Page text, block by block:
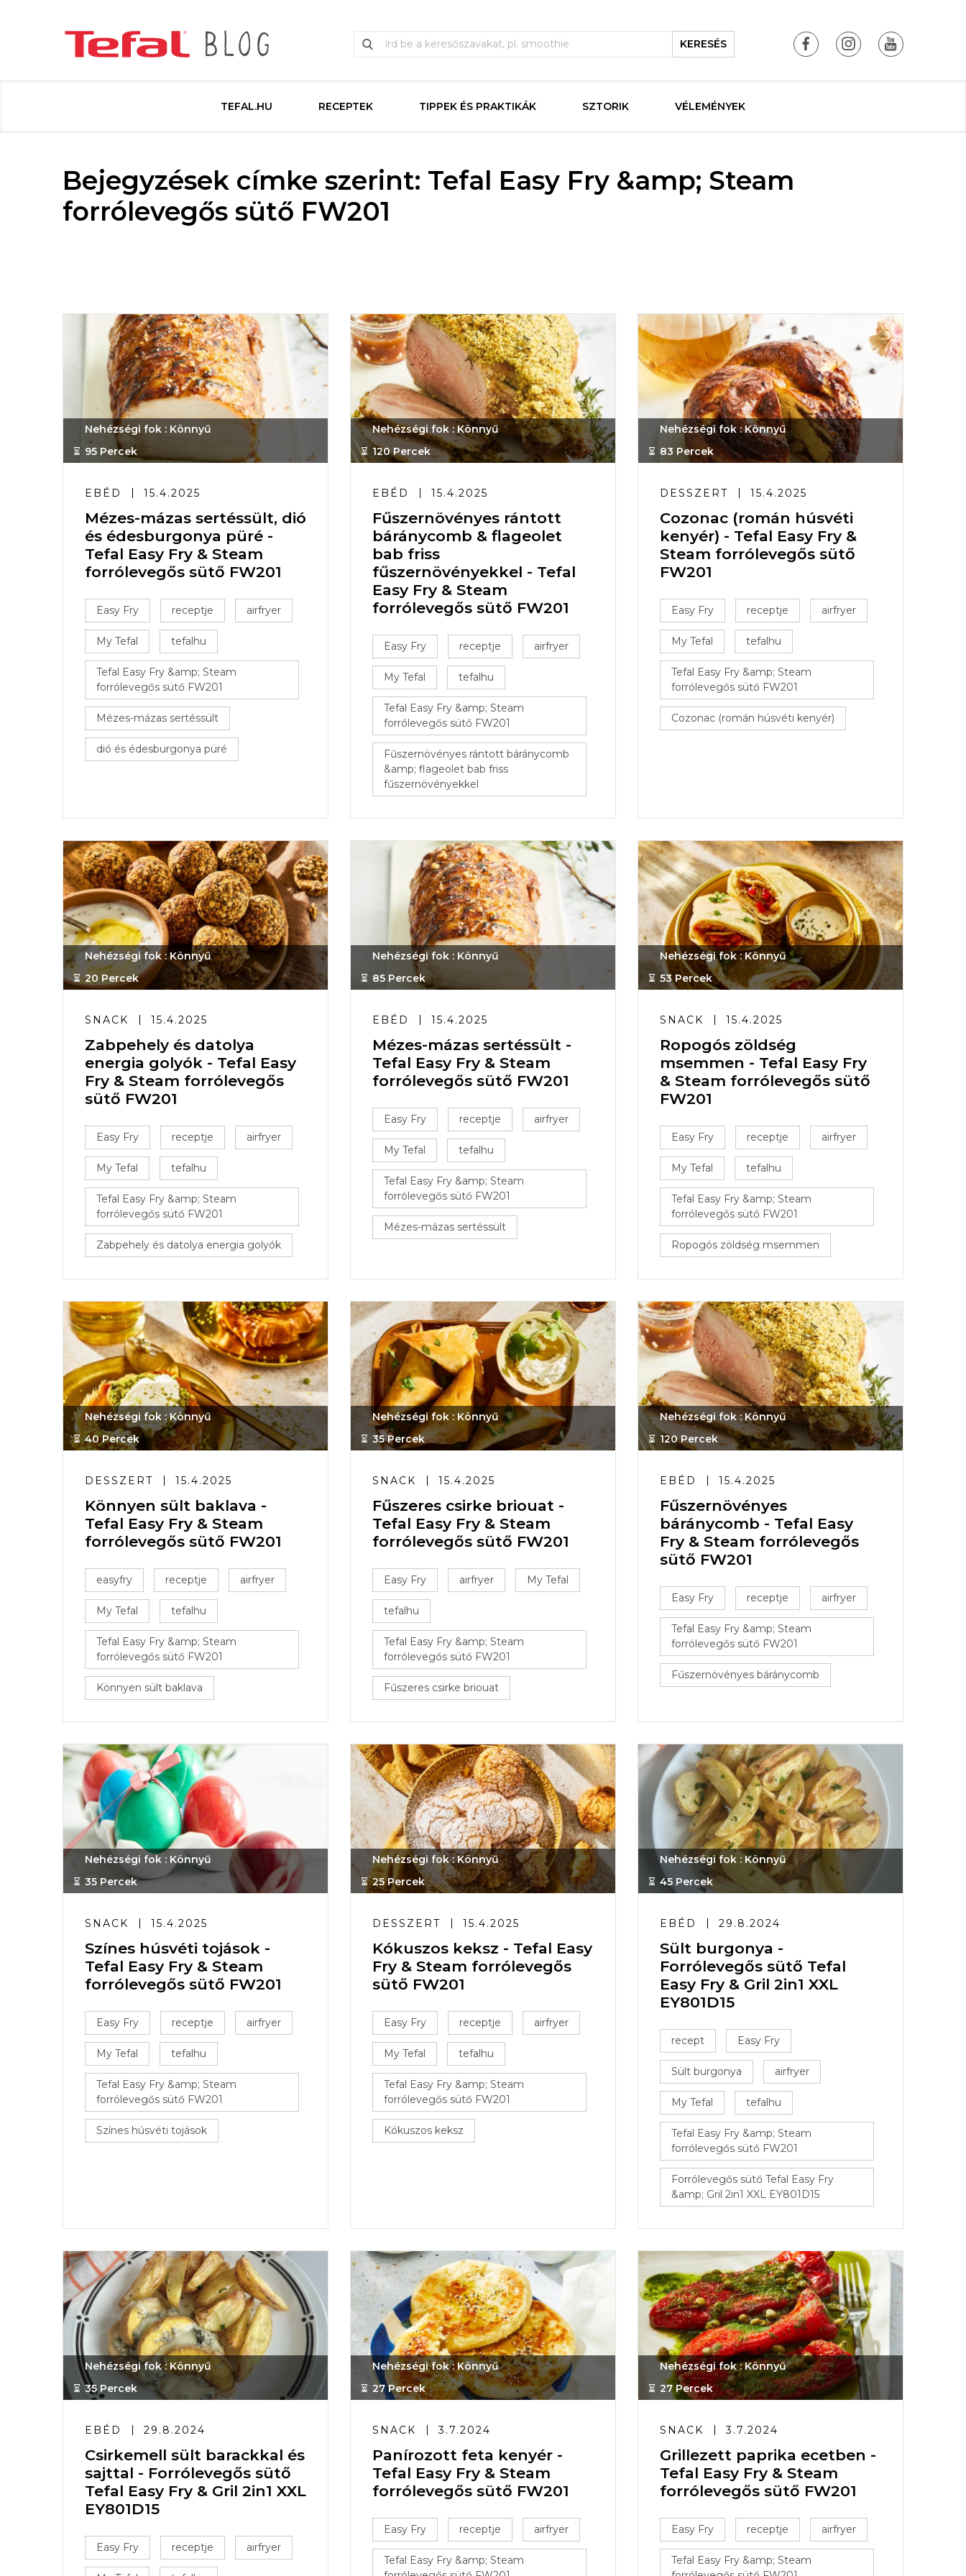
KERESÉS
TEFAL.HU RECEPTEK TIPPEK ÉS PRAKTIKÁK SZTORIK VÉLEMÉNYEK
Bejegyzések címke szerint: Tefal Easy Fry &amp; Steam
forrólevegős sütő FW201
Nehézségi fok : Könnyű
95 Percek
EBÉD 15.4.2025
Mézes-mázas sertéssült, dió
és édesburgonya püré -
Tefal Easy Fry & Steam
forrólevegős sütő FW201
Easy Fry receptje airfryer
My Tefal tefalhu
Tefal Easy Fry &amp; Steam
forrólevegős sütő FW201
Mézes-mázas sertéssült
dió és édesburgonya püré
Nehézségi fok : Könnyű
120 Percek
EBÉD 15.4.2025
Fűszernövényes rántott
báránycomb & flageolet
bab friss
fűszernövényekkel - Tefal
Easy Fry & Steam
forrólevegős sütő FW201
Easy Fry receptje airfryer
My Tefal tefalhu
Tefal Easy Fry &amp; Steam
forrólevegős sütő FW201
Fűszernövényes rántott báránycomb
&amp; flageolet bab friss
fűszernövényekkel
Nehézségi fok : Könnyű
83 Percek
DESSZERT 15.4.2025
Cozonac (román húsvéti
kenyér) - Tefal Easy Fry &
Steam forrólevegős sütő
FW201
Easy Fry receptje airfryer
My Tefal tefalhu
Tefal Easy Fry &amp; Steam
forrólevegős sütő FW201
Cozonac (román húsvéti kenyér)
Nehézségi fok : Könnyű
20 Percek
SNACK 15.4.2025
Zabpehely és datolya
energia golyók - Tefal Easy
Fry & Steam forrólevegős
sütő FW201
Easy Fry receptje airfryer
My Tefal tefalhu
Tefal Easy Fry &amp; Steam
forrólevegős sütő FW201
Zabpehely és datolya energia golyók
Nehézségi fok : Könnyű
85 Percek
EBÉD 15.4.2025
Mézes-mázas sertéssült -
Tefal Easy Fry & Steam
forrólevegős sütő FW201
Easy Fry receptje airfryer
My Tefal tefalhu
Tefal Easy Fry &amp; Steam
forrólevegős sütő FW201
Mézes-mázas sertéssült
Nehézségi fok : Könnyű
53 Percek
SNACK 15.4.2025
Ropogós zöldség
msemmen - Tefal Easy Fry
& Steam forrólevegős sütő
FW201
Easy Fry receptje airfryer
My Tefal tefalhu
Tefal Easy Fry &amp; Steam
forrólevegős sütő FW201
Ropogós zöldség msemmen
Nehézségi fok : Könnyű
40 Percek
DESSZERT 15.4.2025
Könnyen sült baklava -
Tefal Easy Fry & Steam
forrólevegős sütő FW201
easyfry receptje airfryer
My Tefal tefalhu
Tefal Easy Fry &amp; Steam
forrólevegős sütő FW201
Könnyen sült baklava
Nehézségi fok : Könnyű
35 Percek
SNACK 15.4.2025
Fűszeres csirke briouat -
Tefal Easy Fry & Steam
forrólevegős sütő FW201
Easy Fry airfryer My Tefal
tefalhu
Tefal Easy Fry &amp; Steam
forrólevegős sütő FW201
Fűszeres csirke briouat
Nehézségi fok : Könnyű
120 Percek
EBÉD 15.4.2025
Fűszernövényes
báránycomb - Tefal Easy
Fry & Steam forrólevegős
sütő FW201
Easy Fry receptje airfryer
Tefal Easy Fry &amp; Steam
forrólevegős sütő FW201
Fűszernövényes báránycomb
Nehézségi fok : Könnyű
35 Percek
SNACK 15.4.2025
Színes húsvéti tojások -
Tefal Easy Fry & Steam
forrólevegős sütő FW201
Easy Fry receptje airfryer
My Tefal tefalhu
Tefal Easy Fry &amp; Steam
forrólevegős sütő FW201
Színes húsvéti tojások
Nehézségi fok : Könnyű
25 Percek
DESSZERT 15.4.2025
Kókuszos keksz - Tefal Easy
Fry & Steam forrólevegős
sütő FW201
Easy Fry receptje airfryer
My Tefal tefalhu
Tefal Easy Fry &amp; Steam
forrólevegős sütő FW201
Kókuszos keksz
Nehézségi fok : Könnyű
45 Percek
EBÉD 29.8.2024
Sült burgonya -
Forrólevegős sütő Tefal
Easy Fry & Gril 2in1 XXL
EY801D15
recept Easy Fry
Sült burgonya airfryer
My Tefal tefalhu
Tefal Easy Fry &amp; Steam
forrólevegős sütő FW201
Forrólevegős sütő Tefal Easy Fry
&amp; Gril 2in1 XXL EY801D15
Nehézségi fok : Könnyű
35 Percek
EBÉD 29.8.2024
Csirkemell sült barackkal és
sajttal - Forrólevegős sütő
Tefal Easy Fry & Gril 2in1 XXL
EY801D15
Easy Fry receptje airfryer
Nehézségi fok : Könnyű
27 Percek
SNACK 3.7.2024
Panírozott feta kenyér -
Tefal Easy Fry & Steam
forrólevegős sütő FW201
Easy Fry receptje airfryer
Tefal Easy Fry &amp; Steam
Nehézségi fok : Könnyű
27 Percek
SNACK 3.7.2024
Grillezett paprika ecetben -
Tefal Easy Fry & Steam
forrólevegős sütő FW201
Easy Fry receptje airfryer
Tefal Easy Fry &amp; Steam